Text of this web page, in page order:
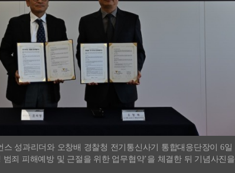
성과리더와 오창배 경찰청 전기통신사기 통합대응단장이 6일
죄 피해예방 및 근절을 위한 업무협약’을 체결한 뒤 기념사진을